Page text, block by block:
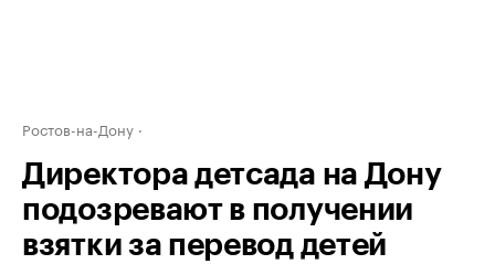
Ростов-на-Дону
Директора детсада на Дону
подозревают в получении
взятки за перевод детей